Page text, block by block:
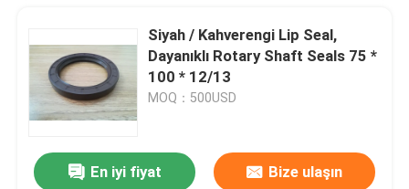
Siyah / Kahverengi Lip Seal,
Dayanıklı Rotary Shaft Seals 75 *
100 * 12/13
MOQ：500USD
En iyi fiyat Bize ulaşın